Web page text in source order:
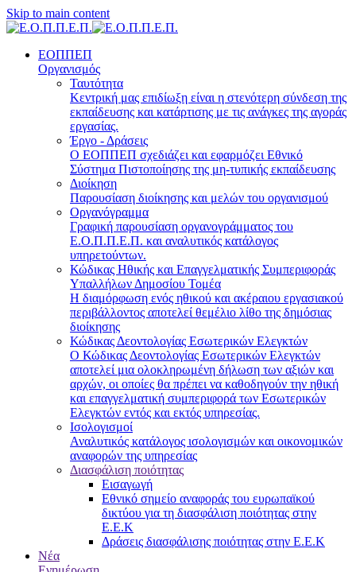
Skip to main content
ΕΟΠΠΕΠ
Οργανισμός
Ταυτότητα
Κεντρική μας επιδίωξη είναι η στενότερη σύνδεση της
εκπαίδευσης και κατάρτισης με τις ανάγκες της αγοράς
εργασίας.
Έργο - Δράσεις
Ο ΕΟΠΠΕΠ σχεδιάζει και εφαρμόζει Eθνικό
Σύστημα Πιστοποίησης της μη-τυπικής εκπαίδευσης
Διοίκηση
Παρουσίαση διοίκησης και μελών του οργανισμού
Οργανόγραμμα
Γραφική παρουσίαση οργανογράμματος του
Ε.Ο.Π.Π.Ε.Π. και αναλυτικός κατάλογος
υπηρετούντων.
Κώδικας Ηθικής και Επαγγελματικής Συμπεριφοράς
Υπαλλήλων Δημοσίου Τομέα
Η διαμόρφωση ενός ηθικού και ακέραιου εργασιακού
περιβάλλοντος αποτελεί θεμέλιο λίθο της δημόσιας
διοίκησης
Κώδικας Δεοντολογίας Εσωτερικών Ελεγκτών
Ο Κώδικας Δεοντολογίας Εσωτερικών Ελεγκτών
αποτελεί μια ολοκληρωμένη δήλωση των αξιών και
αρχών, οι οποίες θα πρέπει να καθοδηγούν την ηθική
και επαγγελματική συμπεριφορά των Εσωτερικών
Ελεγκτών εντός και εκτός υπηρεσίας.
Ισολογισμοί
Αναλυτικός κατάλογος ισολογισμών και οικονομικών
αναφορών της υπηρεσίας
Διασφάλιση ποιότητας
Εισαγωγή
Εθνικό σημείο αναφοράς του ευρωπαϊκού
δικτύου για τη διασφάλιση ποιότητας στην
Ε.Ε.Κ
Δράσεις διασφάλισης ποιότητας στην Ε.Ε.Κ
Νέα